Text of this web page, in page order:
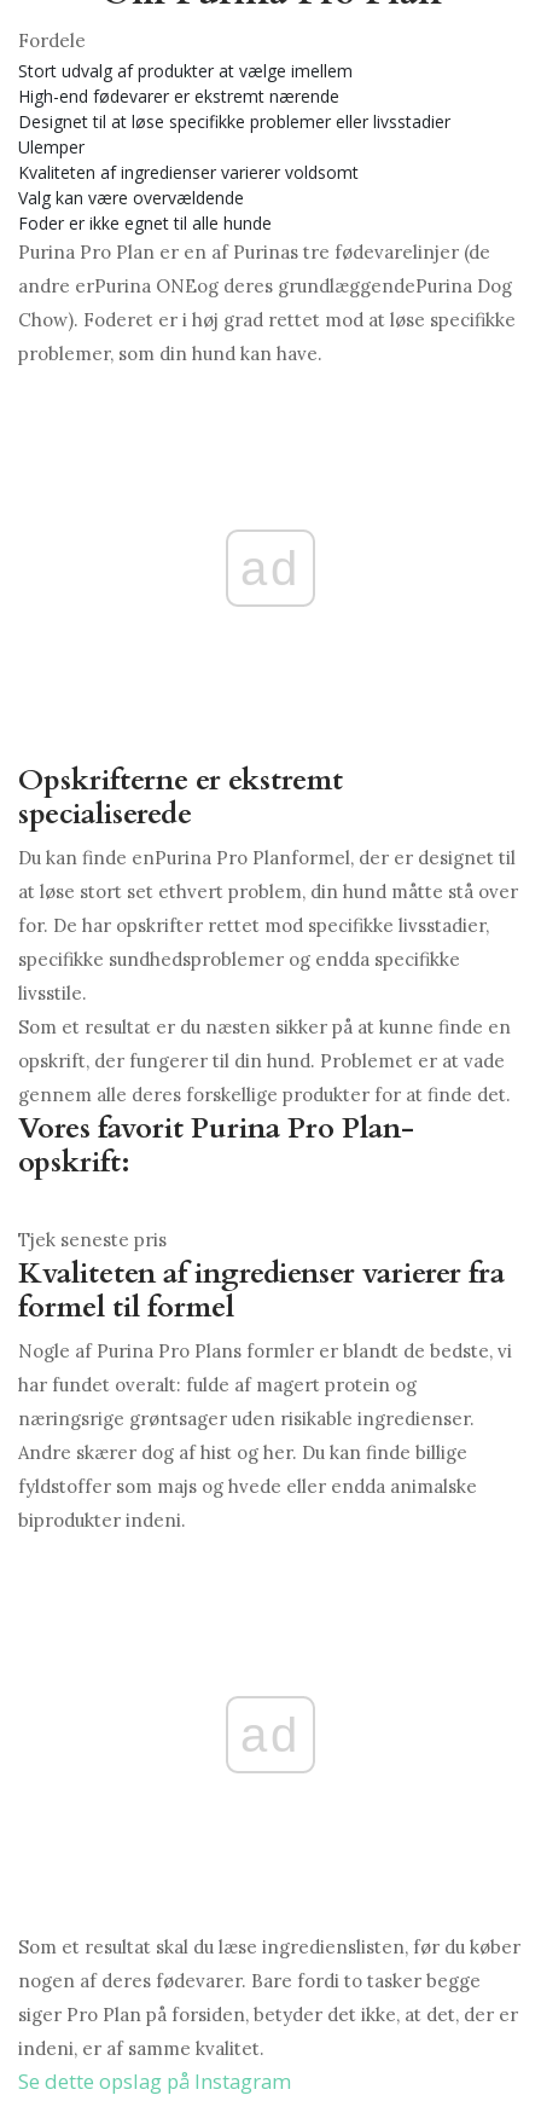
Fordele
Stort udvalg af produkter at vælge imellem
High-end fødevarer er ekstremt nærende
Designet til at løse specifikke problemer eller livsstadier
Ulemper
Kvaliteten af ​​ingredienser varierer voldsomt
Valg kan være overvældende
Foder er ikke egnet til alle hunde
Purina Pro Plan er en af ​​Purinas tre fødevarelinjer (de
andre erPurina ONEog deres grundlæggendePurina Dog
Chow). Foderet er i høj grad rettet mod at løse specifikke
problemer, som din hund kan have.
ad
Opskrifterne er ekstremt
specialiserede
Du kan finde enPurina Pro Planformel, der er designet til
at løse stort set ethvert problem, din hund måtte stå over
for. De har opskrifter rettet mod specifikke livsstadier,
specifikke sundhedsproblemer og endda specifikke
livsstile.
Som et resultat er du næsten sikker på at kunne finde en
opskrift, der fungerer til din hund. Problemet er at vade
gennem alle deres forskellige produkter for at finde det.
Vores favorit Purina Pro Plan-
opskrift:
Tjek seneste pris
Kvaliteten af ​​ingredienser varierer fra
formel til formel
Nogle af Purina Pro Plans formler er blandt de bedste, vi
har fundet overalt: fulde af magert protein og
næringsrige grøntsager uden risikable ingredienser.
Andre skærer dog af hist og her. Du kan finde billige
fyldstoffer som majs og hvede eller endda animalske
biprodukter indeni.
ad
Som et resultat skal du læse ingredienslisten, før du køber
nogen af ​​deres fødevarer. Bare fordi to tasker begge
siger Pro Plan på forsiden, betyder det ikke, at det, der er
indeni, er af samme kvalitet.
Se dette opslag på Instagram